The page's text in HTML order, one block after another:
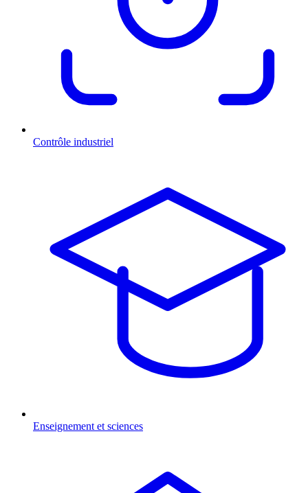
Contrôle industriel
Enseignement et sciences